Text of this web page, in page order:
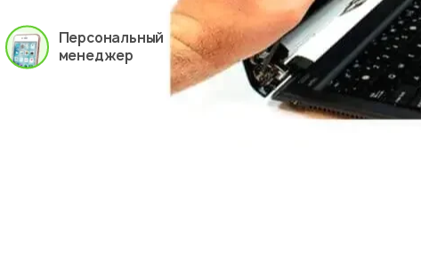
Персональный
менеджер